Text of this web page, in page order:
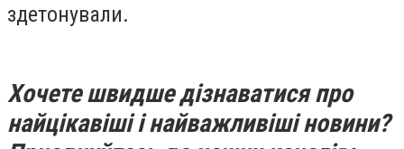
здетонували.
Хочете швидше дізнаватися про
найцікавіші і найважливіші новини?